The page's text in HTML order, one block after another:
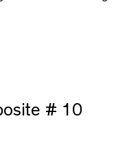
# 10